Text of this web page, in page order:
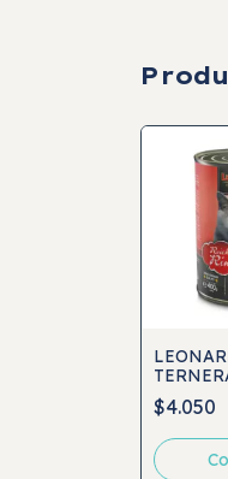
$4.050